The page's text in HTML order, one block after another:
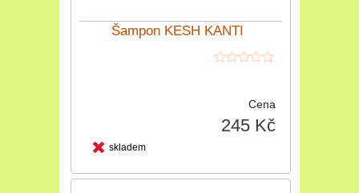
Šampon KESH KANTI
Cena
245 Kč
skladem